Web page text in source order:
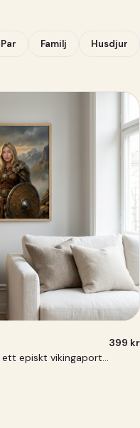
Par Familj Husdjur
Förvandla dig till en nordisk krigare i ett episkt vikingaporträtt.
399 kr